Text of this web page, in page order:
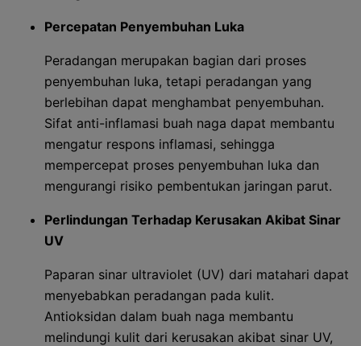
Percepatan Penyembuhan Luka
Peradangan merupakan bagian dari proses
penyembuhan luka, tetapi peradangan yang
berlebihan dapat menghambat penyembuhan.
Sifat anti-inflamasi buah naga dapat membantu
mengatur respons inflamasi, sehingga
mempercepat proses penyembuhan luka dan
mengurangi risiko pembentukan jaringan parut.
Perlindungan Terhadap Kerusakan Akibat Sinar
UV
Paparan sinar ultraviolet (UV) dari matahari dapat
menyebabkan peradangan pada kulit.
Antioksidan dalam buah naga membantu
melindungi kulit dari kerusakan akibat sinar UV,